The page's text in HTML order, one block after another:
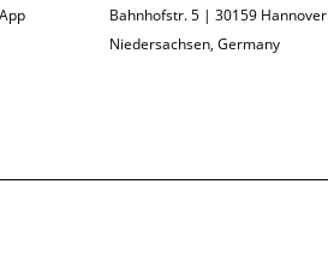
Bahnhofstr. 5 | 30159 Hannover
Niedersachsen, Germany